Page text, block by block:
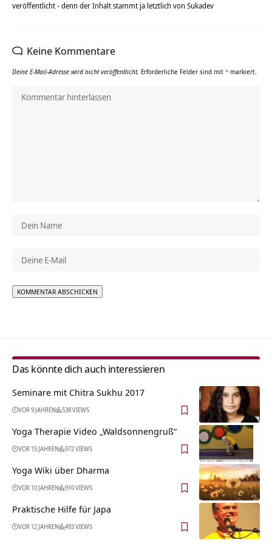
veröffentlicht - denn der Inhalt stammt ja letztlich von Sukadev
Keine Kommentare
Deine E-Mail-Adresse wird nicht veröffentlicht. Erforderliche Felder sind mit * markiert.
Das könnte dich auch interessieren
Seminare mit Chitra Sukhu 2017
VOR 9 JAHREN 538 VIEWS
Yoga Therapie Video „Waldsonnengruß“
VOR 15 JAHREN 972 VIEWS
Yoga Wiki über Dharma
VOR 10 JAHREN 910 VIEWS
Praktische Hilfe für Japa
VOR 12 JAHREN 493 VIEWS